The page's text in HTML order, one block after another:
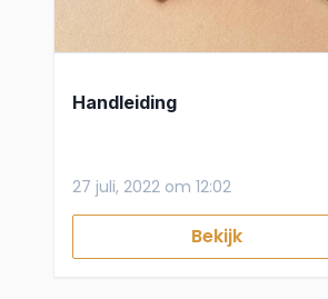
Handleiding
27 juli, 2022 om 12:02
Bekijk